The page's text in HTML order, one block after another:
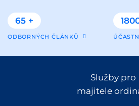
65 +
ODBORNÝCH ČLÁNKŮ
Služby pro
majitele